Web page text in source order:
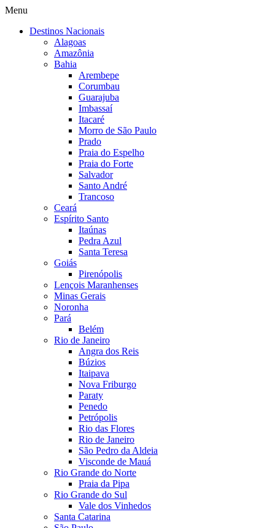
Menu
Destinos Nacionais
Alagoas
Amazônia
Bahia
Arembepe
Corumbau
Guarajuba
Imbassaí
Itacaré
Morro de São Paulo
Prado
Praia do Espelho
Praia do Forte
Salvador
Santo André
Trancoso
Ceará
Espírito Santo
Itaúnas
Pedra Azul
Santa Teresa
Goiás
Pirenópolis
Lençois Maranhenses
Minas Gerais
Noronha
Pará
Belém
Rio de Janeiro
Angra dos Reis
Búzios
Itaipava
Nova Friburgo
Paraty
Penedo
Petrópolis
Rio das Flores
Rio de Janeiro
São Pedro da Aldeia
Visconde de Mauá
Rio Grande do Norte
Praia da Pipa
Rio Grande do Sul
Vale dos Vinhedos
Santa Catarina